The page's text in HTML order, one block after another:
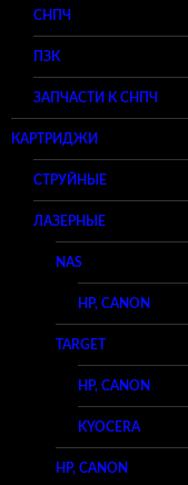
СНПЧ
ПЗК
ЗАПЧАСТИ К СНПЧ
КАРТРИДЖИ
СТРУЙНЫЕ
ЛАЗЕРНЫЕ
NAS
HP, CANON
TARGET
HP, CANON
KYOCERA
HP, CANON